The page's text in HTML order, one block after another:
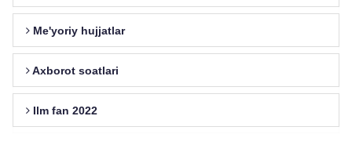
Me'yoriy hujjatlar
Axborot soatlari
Ilm fan 2022